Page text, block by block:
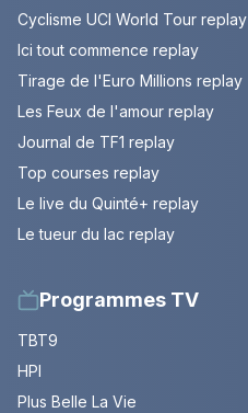
Cyclisme UCI World Tour replay
Ici tout commence replay
Tirage de l'Euro Millions replay
Les Feux de l'amour replay
Journal de TF1 replay
Top courses replay
Le live du Quinté+ replay
Le tueur du lac replay
Programmes TV
TBT9
HPI
Plus Belle La Vie